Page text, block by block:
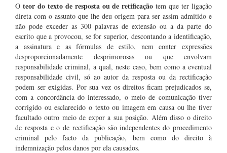
O teor do texto de resposta ou de retificação tem que ter ligação
direta com o assunto que lhe deu origem para ser assim admitido e
não pode exceder as 300 palavras de extensão ou a da parte do
escrito que a provocou, se for superior, descontando a identificação,
a assinatura e as fórmulas de estilo, nem conter expressões
desproporcionadamente desprimorosas ou que envolvam
responsabilidade criminal, a qual, neste caso, bem como a eventual
responsabilidade civil, só ao autor da resposta ou da rectificação
podem ser exigidas. Por sua vez os direitos ficam prejudicados se,
com a concordância do interessado, o meio de comunicação tiver
corrigido ou esclarecido o texto ou imagem em causa ou lhe tiver
facultado outro meio de expor a sua posição. Além disso o direito
de resposta e o de rectificação são independentes do procedimento
criminal pelo facto da publicação, bem como do direito à
indemnização pelos danos por ela causados.